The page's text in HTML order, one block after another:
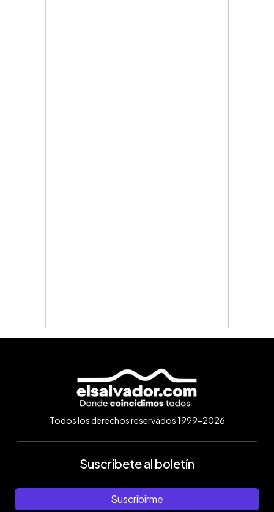
Todos los derechos reservados 1999-2026
Suscríbete al boletín
Suscribirme